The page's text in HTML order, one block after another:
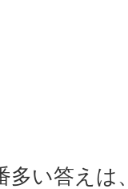
多い答えは